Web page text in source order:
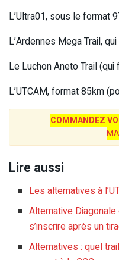
L’Ultra01, sous le format
L’Ardennes Mega Trail,
Le Luchon Aneto Trail
L’UTCAM, format 85km
COMMANDEZ
Lire aussi
Les alternatives à
Alternative
s’inscrire après un
Alternatives : quel